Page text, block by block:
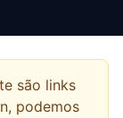
são links
podemos